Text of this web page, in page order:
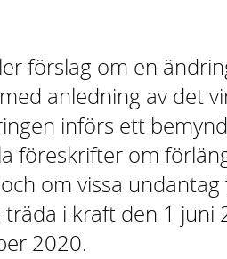
förslag om en
anledning av det
införs ett
föreskrifter om
om vissa undantag
träda i kraft den 1 juni
2020.